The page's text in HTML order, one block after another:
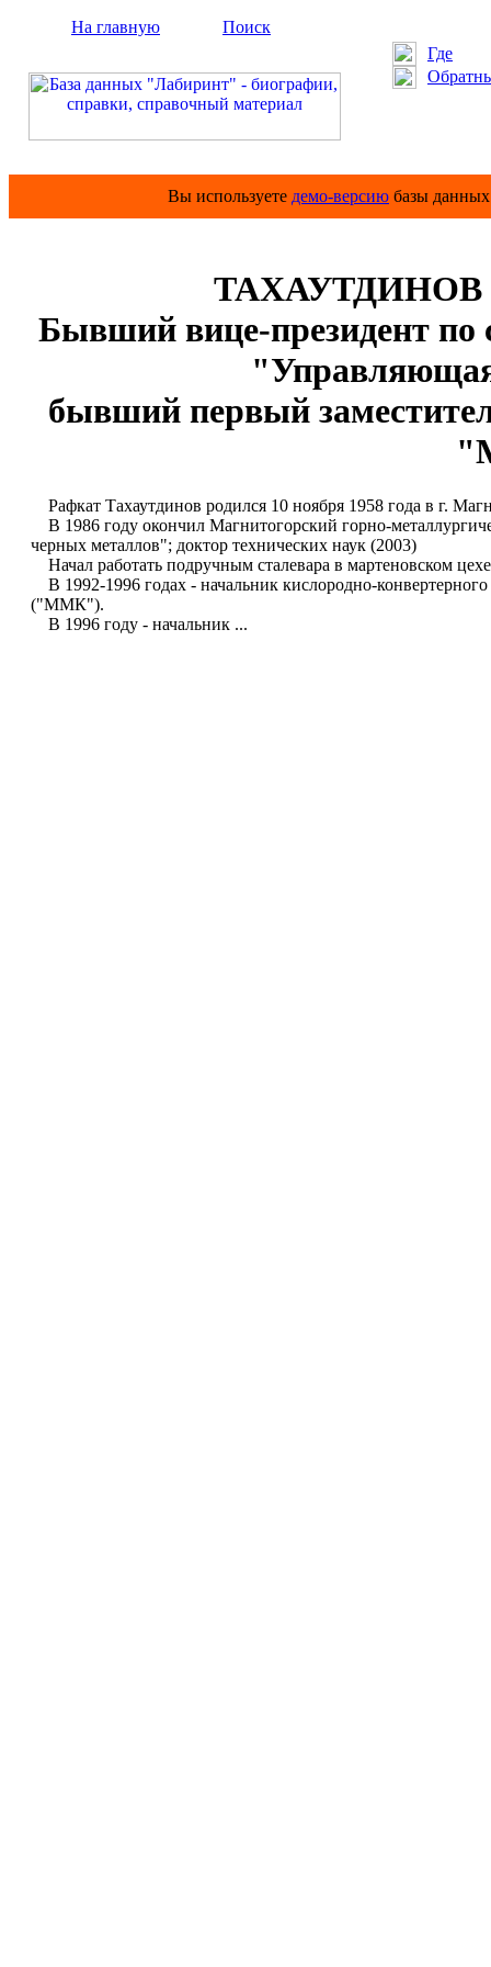
На главную
Поиск
Где
Вы используете демо-версию базы
ТАХАУТДИНОВ
Бывший вице-президент
бывший первый
Рафкат Тахаутдинов родился 10 ноября 1958 года в г.
В 1986 году окончил Магнитогорский горно-
черных металлов"; доктор технических наук (2003)
Начал работать подручным сталевара в мартеновском
В 1992-1996 годах - начальник кислородно-
("ММК").
В 1996 году - начальник ...